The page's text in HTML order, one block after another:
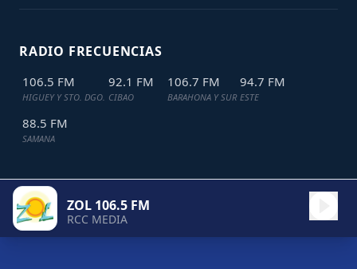
RADIO FRECUENCIAS
106.5 FM
HIGUEY Y STO. DGO.
92.1 FM
CIBAO
106.7 FM
BARAHONA Y SUR
94.7 FM
ESTE
88.5 FM
SAMANA
TODOS LOS DERECHOS RESERVADOS © 2024
ZOL 106.5 FM
RCC MEDIA